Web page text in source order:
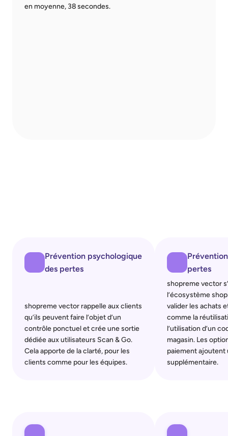
en moyenne, 38 secondes.
Prévention psychologique
des pertes
shopreme vector rappelle aux clients
qu’ils peuvent faire l’objet d’un
contrôle ponctuel et crée une sortie
dédiée aux utilisateurs Scan & Go.
Cela apporte de la clarté, pour les
clients comme pour les équipes.
pertes
shopreme vector
l’écosystème
valider les achats
comme la
l’utilisation d’un
magasin. Les
paiement
supplémentaire.